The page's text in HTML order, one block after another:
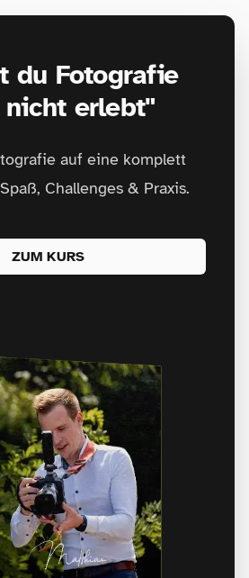
du Fotografie
nicht erlebt"
auf eine komplett
Challenges & Praxis.
ZUM KURS